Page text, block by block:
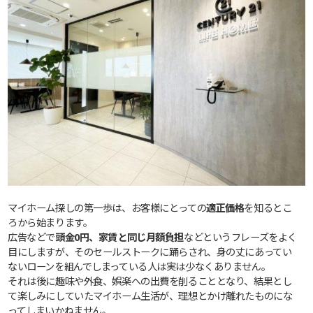
マイホーム探しの第一歩は、お客様にとっての適正価格を知るとこ
ろから始まります。
広告などで頭金0円、家賃と同じ月額負担などというフレーズをよく
目にしますが、そのセールストークに踊らされ、身の丈にあってい
ないローンを組んでしまっている人は実は少なくありません。
それは後に趣味や外食、娯楽への出費を削ることとなり、結果とし
て楽しみにしていたマイホーム生活が、理想とかけ離れたものにな
ってしまいかねません。